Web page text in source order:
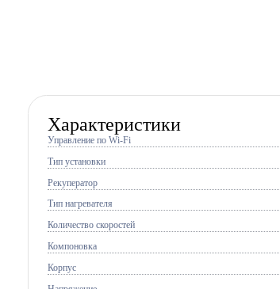
Характеристики
Управление по Wi-Fi
Тип установки
Рекуператор
Тип нагревателя
Количество скоростей
Компоновка
Корпус